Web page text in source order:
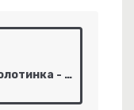
Женя Бранк, Золотинка - Уже Вчера